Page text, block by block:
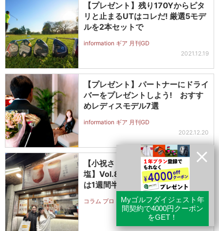
【プレゼント】残り170Yからピタ
リと止まるUTはコレだ! 厳選5モデ
ルを2本セットで
information ギア 月刊GD
2021.12.19
【プレゼント】パートナーにドライ
バーをプレゼントしよう! おすす
めレディスモデル7選
information ギア 月刊GD
2022.12.20
【小祝さくら ゴルフときどきタン
塩】Vol.87 朝11時に起きる生活
は1週間半でやめました
コラム プロ・トーナメント 週刊GD
2026.4.29